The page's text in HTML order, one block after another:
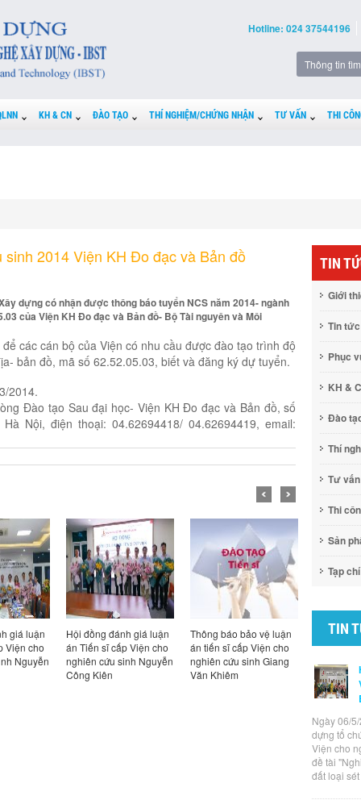
Hotline: 024 37544196
KH & CN ĐÀO TẠO THÍ NGHIỆM/CHỨNG NHẬN TƯ VẤN THI
2014 Viện KH Đo đạc và Bản đồ
dựng có nhận được thông báo tuyển NCS năm 2014- ngành
của Viện KH Đo đạc và Bản đồ- Bộ Tài nguyên và Môi
các cán bộ của Viện có nhu cầu được đào tạo trình độ
bản đồ, mã số 62.52.05.03, biết và đăng ký dự tuyển.
2014.
Đào tạo Sau đại học- Viện KH Đo đạc và Bản đồ, số
Nội, điện thoại: 04.62694418/ 04.62694419, email:
giá luận
Viện cho
Nguyễn
Hội đồng đánh giá luận
án Tiến sĩ cấp Viện cho
nghiên cứu sinh Nguyễn
Công Kiên
Thông báo bảo vệ luận
án tiến sĩ cấp Viện cho
nghiên cứu sinh Giang
Văn Khiêm
Thông
án tiến sĩ
Công Kiên
TIN
Giới
Tin tức
Phục
KH &
Đào
Thí
Tư vấn
Thi
Sản
Tạp chí
TIN
Ngày 06/
dựng tổ
Viện cho
đề tài
đất loại